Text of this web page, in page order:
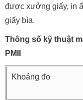
được xưởng giấy, in
giấy bìa.
Thông số kỹ thuật m
PMII
Khoảng